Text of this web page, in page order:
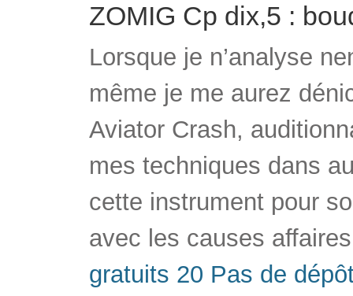
ZOMIG Cp dix,5 :
Lorsque je n’analyse
même je me aurez
Aviator Crash,
mes techniques dans
cette instrument pour
avec les causes
gratuits 20 Pas de